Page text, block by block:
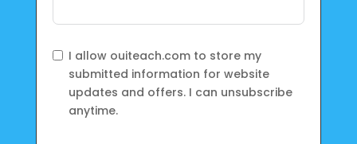
I allow ouiteach.com to store my
submitted information for website
updates and offers. I can unsubscribe
anytime.